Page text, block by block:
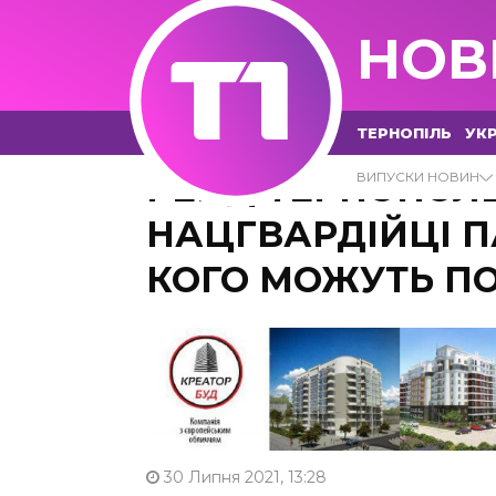
ТЕРНОПІЛЬ
ВИПУСКИ НОВИН
РЕЙД
НАЦГВАРДІЙЦІ
КОГО МОЖУТЬ
30 Липня 2021, 13:28